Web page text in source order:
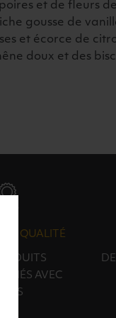
et de fleurs
gousse de
et écorce de
doux et des
& QUALITÉ
AVEC